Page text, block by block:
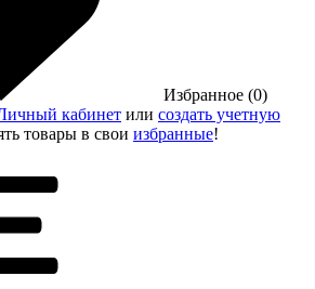
Избранное (0)
кабинет или создать учетную
товары в свои избранные!